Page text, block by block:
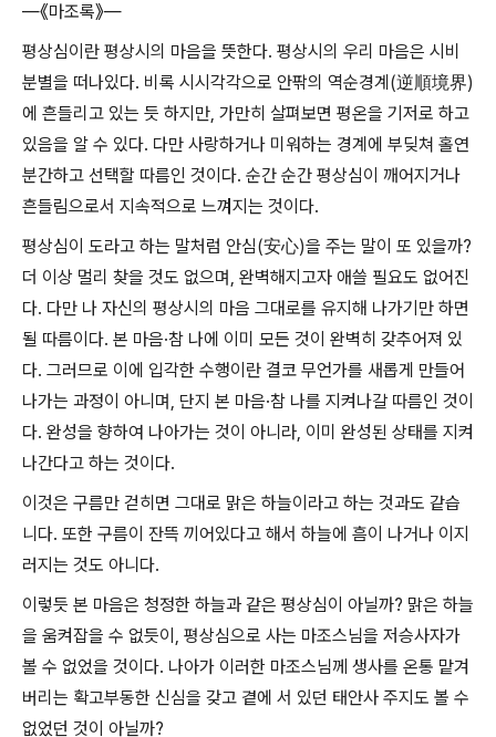
―《마조록》―
평상심이란 평상시의 마음을 뜻한다. 평상시의 우리 마음은 시비
분별을 떠나있다. 비록 시시각각으로 안팎의 역순경계(逆順境界)
에 흔들리고 있는 듯 하지만, 가만히 살펴보면 평온을 기저로 하고
있음을 알 수 있다. 다만 사랑하거나 미워하는 경계에 부딪쳐 홀연
분간하고 선택할 따름인 것이다. 순간 순간 평상심이 깨어지거나
흔들림으로서 지속적으로 느껴지는 것이다.
평상심이 도라고 하는 말처럼 안심(安心)을 주는 말이 또 있을까?
더 이상 멀리 찾을 것도 없으며, 완벽해지고자 애쓸 필요도 없어진
다. 다만 나 자신의 평상시의 마음 그대로를 유지해 나가기만 하면
될 따름이다. 본 마음·참 나에 이미 모든 것이 완벽히 갖추어져 있
다. 그러므로 이에 입각한 수행이란 결코 무언가를 새롭게 만들어
나가는 과정이 아니며, 단지 본 마음·참 나를 지켜나갈 따름인 것이
다. 완성을 향하여 나아가는 것이 아니라, 이미 완성된 상태를 지켜
나간다고 하는 것이다.
이것은 구름만 걷히면 그대로 맑은 하늘이라고 하는 것과도 같습
니다. 또한 구름이 잔뜩 끼어있다고 해서 하늘에 흠이 나거나 이지
러지는 것도 아니다.
이렇듯 본 마음은 청정한 하늘과 같은 평상심이 아닐까? 맑은 하늘
을 움켜잡을 수 없듯이, 평상심으로 사는 마조스님을 저승사자가
볼 수 없었을 것이다. 나아가 이러한 마조스님께 생사를 온통 맡겨
버리는 확고부동한 신심을 갖고 곁에 서 있던 태안사 주지도 볼 수
없었던 것이 아닐까?